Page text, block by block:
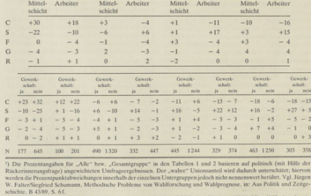
Lightbox
öffnen